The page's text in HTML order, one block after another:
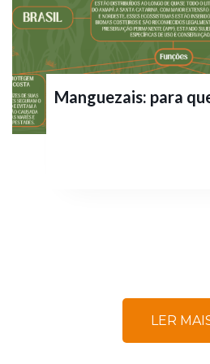
Manguezais: para
LER